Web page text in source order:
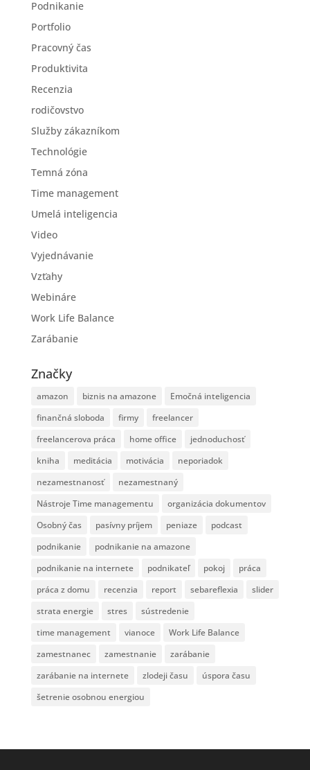
Podnikanie
Portfolio
Pracovný čas
Produktivita
Recenzia
rodičovstvo
Služby zákazníkom
Technológie
Temná zóna
Time management
Umelá inteligencia
Video
Vyjednávanie
Vzťahy
Webináre
Work Life Balance
Zarábanie
Značky
amazon biznis na amazone
Emočná inteligencia
finančná sloboda
firmy
freelancer
freelancerova práca
home office
jednoduchosť
kniha
meditácia motivácia
neporiadok
nezamestnanosť
nezamestnaný
Nástroje Time managementu
organizácia dokumentov
Osobný čas
pasívny príjem peniaze
podcast
podnikanie
podnikanie na amazone
podnikanie na internete
podnikateľ pokoj
práca
práca z domu
recenzia report sebareflexia
slider
strata energie
stres
sústredenie
time management
vianoce
Work Life Balance
zamestnanec
zamestnanie
zarábanie
zarábanie na internete
zlodeji času
úspora času
šetrenie osobnou energiou